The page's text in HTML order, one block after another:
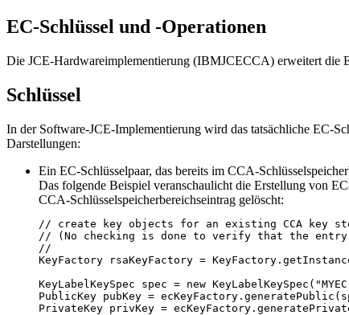
EC-Schlüssel und -Operationen
Die JCE-Hardwareimplementierung (IBMJCECCA) erweitert die
Schlüssel
In der Software-JCE-Implementierung wird das tatsächliche EC-
Darstellungen:
Ein EC-Schlüsselpaar, das bereits im CCA-
Das folgende Beispiel veranschaulicht die Erstellung von
CCA-Schlüsselspeicherbereichseintrag gelöscht:
// create key objects for an existing CCA key
// (No checking is done to verify that the
//
KeyFactory rsaKeyFactory =
KeyLabelKeySpec spec = new
PublicKey pubKey =
PrivateKey privKey =